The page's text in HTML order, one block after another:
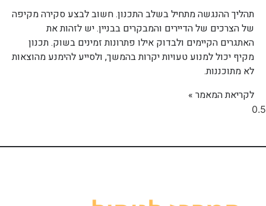
תהליך ההנגשה מתחיל בשלב התכנון. חשוב לבצע סקירה מקיפה
של הצרכים של הדיירים והמבקרים בבניין. יש לזהות את
האתגרים הקיימים ולבדוק אילו פתרונות זמינים בשוק. תכנון
מקיף יכול למנוע טעויות יקרות בהמשך, ולסייע להימנע מהוצאות
לא מתוכננות.
לקריאת המאמר »